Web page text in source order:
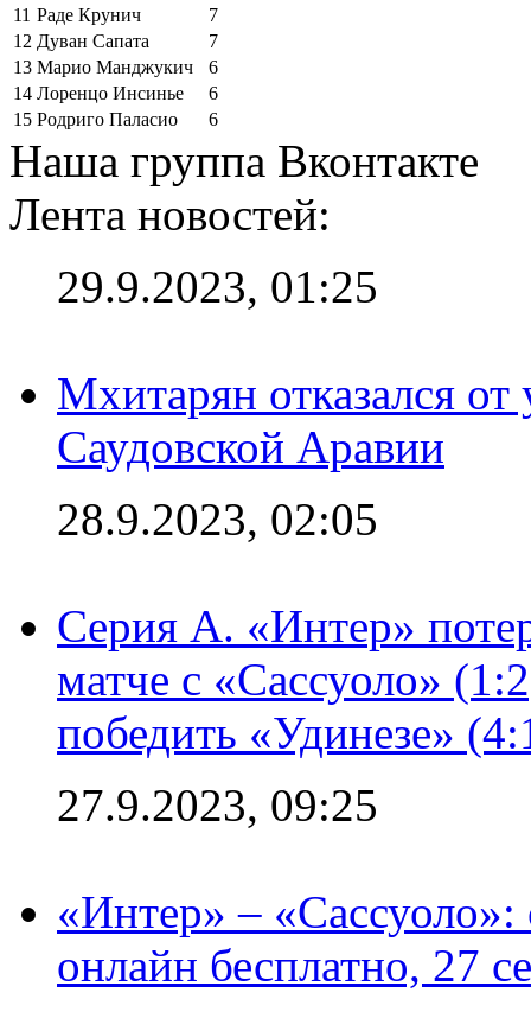
11 Раде Крунич
7
12 Дуван Сапата
7
13 Марио Манджукич
6
14 Лоренцо Инсинье
6
15 Родриго Паласио 6
Наша группа Вконтакте
Лента новостей:
29.9.2023, 01:25
Мхитарян отказался от
Саудовской Аравии
28.9.2023, 02:05
Серия А. «Интер»
матче с «Сассуоло»
победить «Удинезе»
27.9.2023, 09:25
«Интер» –
онлайн бесплатно, 27